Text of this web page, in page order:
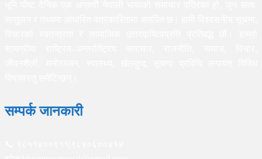
सम्पर्क जानकारी